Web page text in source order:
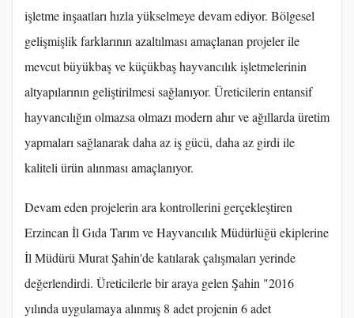
işletme inşaatları hızla yükselmeye devam ediyor. Bölgesel
gelişmişlik farklarının azaltılması amaçlanan projeler ile
mevcut büyükbaş ve küçükbaş hayvancılık işletmelerinin
altyapılarının geliştirilmesi sağlanıyor. Üreticilerin entansif
hayvancılığın olmazsa olmazı modern ahır ve ağıllarda üretim
yapmaları sağlanarak daha az iş gücü, daha az girdi ile
kaliteli ürün alınması amaçlanıyor.
Devam eden projelerin ara kontrollerini gerçekleştiren
Erzincan İl Gıda Tarım ve Hayvancılık Müdürlüğü ekiplerine
İl Müdürü Murat Şahin'de katılarak çalışmaları yerinde
değerlendirdi. Üreticilerle bir araya gelen Şahin "2016
yılında uygulamaya alınmış 8 adet projenin 6 adet